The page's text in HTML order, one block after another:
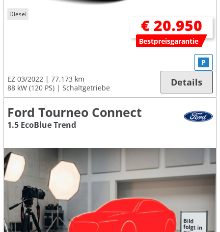
Diesel
€ 20.950
Bestpreisgarantie
EZ 03/2022
77.173 km
88 kW (120 PS)
Schaltgetriebe
P
Details
Ford Tourneo Connect
1.5 EcoBlue Trend